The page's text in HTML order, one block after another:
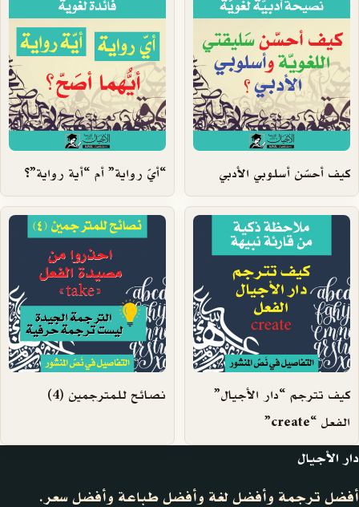
كيف أحسّن أسلوبي الأدبي “أيّ رواية” أم “أية رواية”؟
كيف تترجم “دار الأجيال”
الفعل “create”
نصائح للمترجمين (4)
دار الأجيال
أفضل ترجمة وأفضل لغة وأفضل طباعة وأفضل سعر.